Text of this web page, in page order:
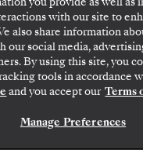
den Komfort, für
erstklassige
Bord: Wählen Sie Ihre
Preise und
Reise sicher
BUCHEN SIE IHRE SUITE
with our site to
also share information
our social media,
By using this site, you
tools in accordance
and you accept our Terms
Manage Preferences